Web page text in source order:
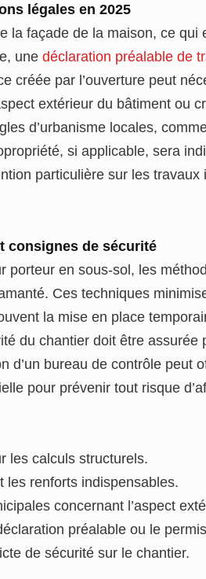
légales en 2025
la façade de la maison, ce qui
unedéclaration préalable de
créée par l’ouverture peut
extérieur du bâtiment ou
d’urbanisme locales,
si applicable, sera
particulière sur les travaux
consignes de sécurité
porteur en sous-sol, les
Ces techniques
la mise en place
du chantier doit être assurée
d’un bureau de contrôle peut
pour prévenir tout risque
les calculs structurels.
les renforts indispensables.
concernant l’aspect
préalable ou le
de sécurité sur le chantier.